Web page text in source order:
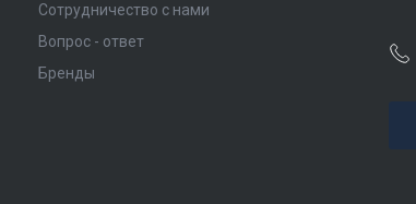
Сотрудничество с нами
Вопрос - ответ
Бренды